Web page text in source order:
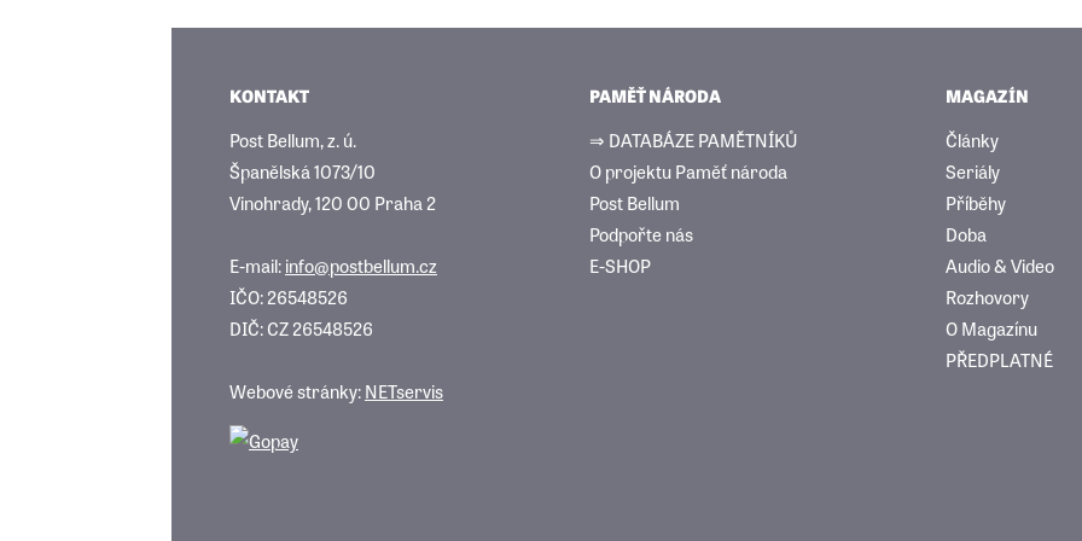
KONTAKT
Post Bellum, z. ú.
Španělská 1073/10
Vinohrady, 120 00 Praha 2
E-mail:info@postbellum.cz
IČO: 26548526
DIČ: CZ 26548526
Webové stránky:NETservis
PAMĚŤ NÁRODA
⇒ DATABÁZE PAMĚTNÍKŮ
O projektu Paměť národa
Post Bellum
Podpořte nás
E-SHOP
MAGAZÍN
Články
Seriály
Příběhy
Doba
Audio & Video
Rozhovory
O Magazínu
PŘEDPLATNÉ